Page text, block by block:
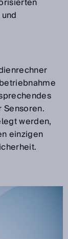
werden,
einzigen